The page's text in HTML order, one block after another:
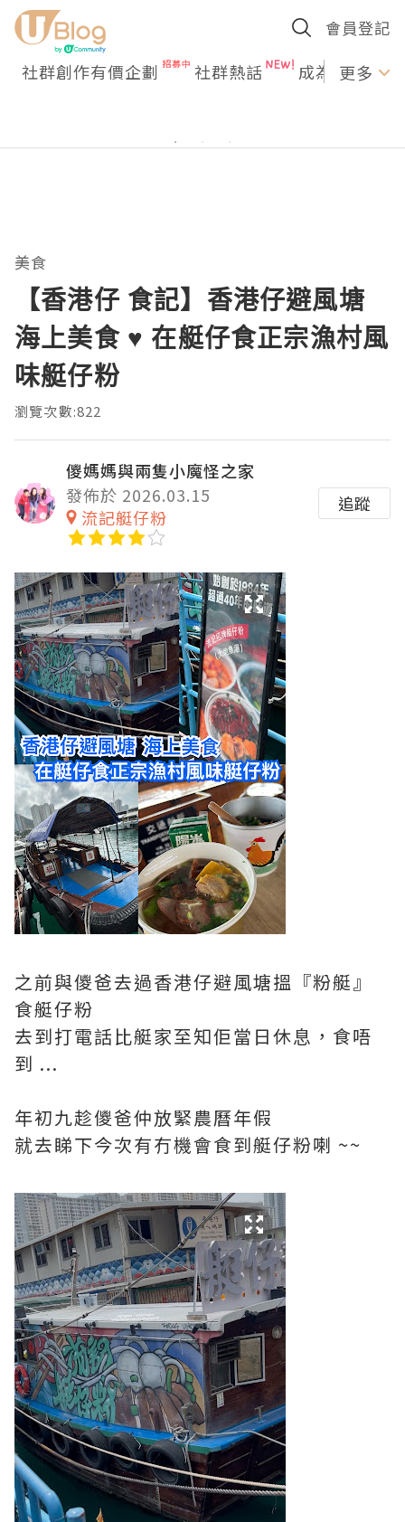
會員登記
社群創作有價企劃 社群熱話 成為U更多
美食
【香港仔 食記】香港仔避風塘
海上美食 ♥ 在艇仔食正宗漁村風
味艇仔粉
瀏覽次數:822
儍媽媽與兩隻小魔怪之家
發佈於 2026.03.15
流記艇仔粉
追蹤
之前與儍爸去過香港仔避風塘搵『粉艇』
食艇仔粉
去到打電話比艇家至知佢當日休息，食唔
到 ...
年初九趁儍爸仲放緊農曆年假
就去睇下今次有冇機會食到艇仔粉喇 ~~